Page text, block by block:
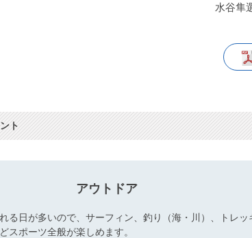
水谷隼
ト
アウトドア
る日が多いので、サーフィン、釣り（海・川）、トレッ
スポーツ全般が楽しめます。